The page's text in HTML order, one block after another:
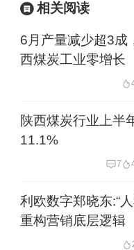
传媒等板块，净
用设备等板块。
具体到个股来
胜宏科技获净
元、6.11亿元。
易盛遭抛售9.47
元。
相关阅读
6月产量减少超3成
西煤炭工业零增长
陕西煤炭行业上半
11.1%
7
利欧数字郑晓东:“
重构营销底层逻辑